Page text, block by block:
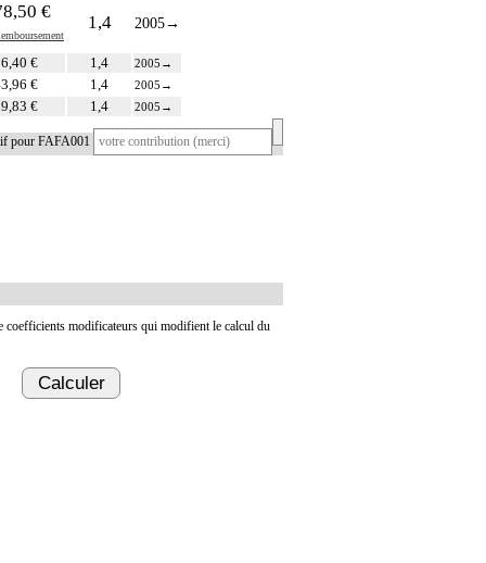
€
1,4 2005→
€ 1,4 2005 →
€ 1,4 2005 →
€ 1,4 2005 →
pour FAFA001
coefficients modificateurs qui modifient le calcul du
Calculer